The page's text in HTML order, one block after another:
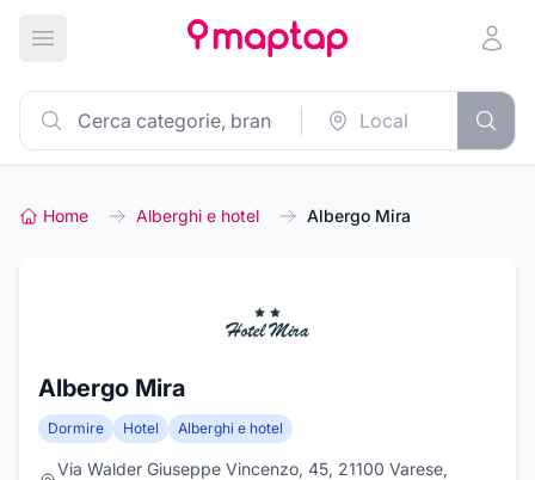
Apri menu principale
Home Alberghi e hotel Albergo Mira
Albergo Mira
Dormire Hotel Alberghi e hotel
Via Walder Giuseppe Vincenzo, 45, 21100 Varese,